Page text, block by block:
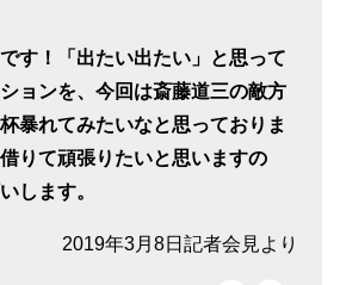
す！「出たい出たい」と思って
ョンを、今回は斎藤道三の敵方
暴れてみたいなと思っておりま
りて頑張りたいと思いますの
します。
2019年3月8日記者会見より